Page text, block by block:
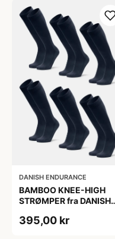
OEKO-TEX® STANDARD
100 cert.
DANISH ENDURANCE
BAMBOO KNEE-HIGH
STRØMPER fra DANISH
6-Pak, Knæhøj, Bambus,
395,00 kr